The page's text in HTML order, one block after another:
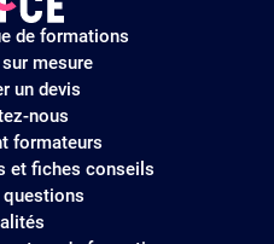
Logo
sitede formations
mesure
un devis
nous
formateurs
et fiches conseils
questions